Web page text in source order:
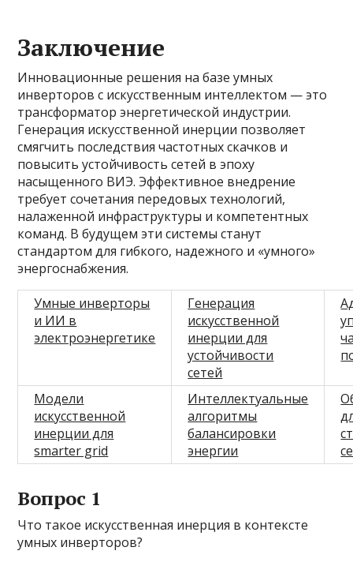
Заключение
Инновационные решения на базе умных
инверторов с искусственным интеллектом — это
трансформатор энергетической индустрии.
Генерация искусственной инерции позволяет
смягчить последствия частотных скачков и
повысить устойчивость сетей в эпоху
насыщенного ВИЭ. Эффективное внедрение
требует сочетания передовых технологий,
налаженной инфраструктуры и компетентных
команд. В будущем эти системы станут
стандартом для гибкого, надежного и «умного»
энергоснабжения.
Умные инверторы
и ИИ в
электроэнергетике
Генерация
искусственной
инерции для
устойчивости
сетей
Модели
искусственной
инерции для
smarter grid
Интеллектуальные
алгоритмы
балансировки
энергии
Вопрос 1
Что такое искусственная инерция в контексте
умных инверторов?